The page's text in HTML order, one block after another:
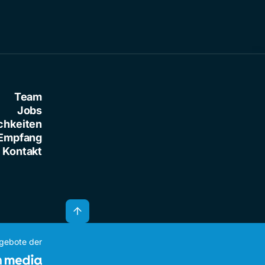
Team
Jobs
Kontakt
der